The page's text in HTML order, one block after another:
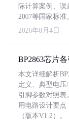
际计算案例、误
2007等国家标准
2026年8月4日
BP2863芯片
本文详细解析
定义、典型电
引脚参数对照表
用电路设计要点
（版本V1.2）。